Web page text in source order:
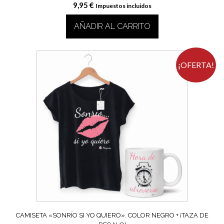
9,95 € Impuestos incluidos
AÑADIR AL CARRITO
¡OFERTA!
CAMISETA «SONRÍO SI YO QUIERO». COLOR NEGRO + ¡TAZA DE